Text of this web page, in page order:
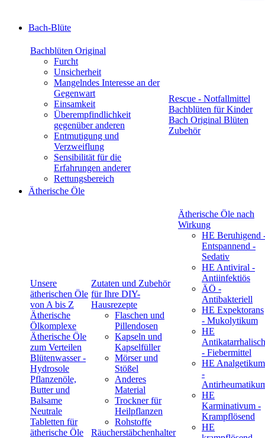
Bach-Blüte
Bachblüten Original
Furcht
Unsicherheit
Mangelndes Interesse an der
Gegenwart
Einsamkeit
Überempfindlichkeit
gegenüber anderen
Entmutigung und
Verzweiflung
Sensibilität für die
Erfahrungen anderer
Rettungsbereich
Rescue - Notfallmittel
Bachblüten für Kinder
Bach Original Blüten
Zubehör
Ätherische Öle
Unsere
ätherischen Öle
von A bis Z
Ätherische
Ölkomplexe
Ätherische Öle
zum Verteilen
Blütenwasser -
Hydrosole
Pflanzenöle,
Butter und
Balsame
Neutrale
Tabletten für
ätherische Öle
Zutaten und Zubehör
für Ihre DIY-
Hausrezepte
Flaschen und
Pillendosen
Kapseln und
Kapselfüller
Mörser und
Stößel
Anderes
Material
Trockner für
Heilpflanzen
Rohstoffe
Räucherstäbchenhalter
Ätherische Öle nach
Wirkung
HE Beruhigend
Entspannend -
Sedativ
HE Antiviral -
Antiinfektiös
ÄÖ -
Antibakteriell
HE Expektorans
- Mukolytikum
HE
Antikatarrhalisch
- Fiebermittel
HE Analgetikum
-
HE
Karminativum -
Krampflösend
HE